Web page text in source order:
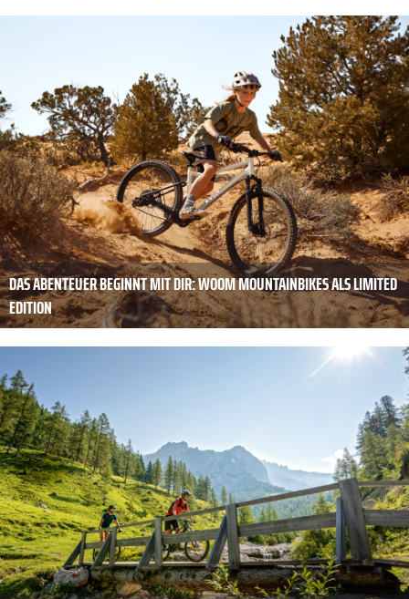
DAS ABENTEUER BEGINNT MIT DIR: WOOM MOUNTAINBIKES ALS LIMITED
EDITION